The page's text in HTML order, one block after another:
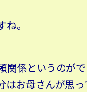
。
係というのが
お母さんが思